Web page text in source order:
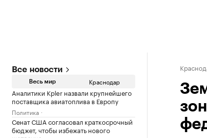
Все новости
Весь мир Краснодар
Аналитики Kpler назвали крупнейшего
поставщика авиатоплива в Европу
Политика
Сенат США согласовал краткосрочный
бюджет, чтобы избежать нового